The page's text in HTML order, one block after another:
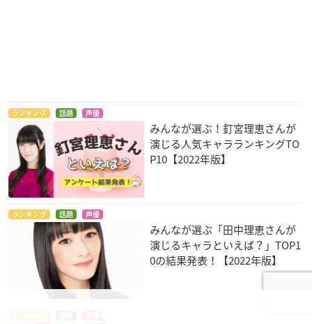
ランキング 話題 声優
みんなが選ぶ！釘宮理恵さんが
演じる人気キャラランキングTO
P10【2022年版】
ランキング 話題 声優
みんなが選ぶ「田中理恵さんが
演じるキャラといえば？」TOP1
0の結果発表！【2022年版】
ランキング